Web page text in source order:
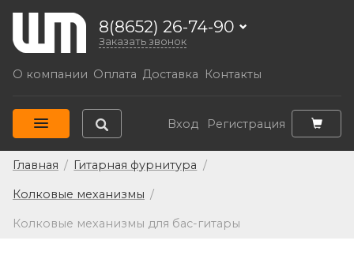
8(8652) 26-74-90
Заказать звонок
О компании Оплата Доставка Контакты
Вход Регистрация
Главная / Гитарная фурнитура /
Колковые механизмы /
Колковые механизмы для бас-гитары